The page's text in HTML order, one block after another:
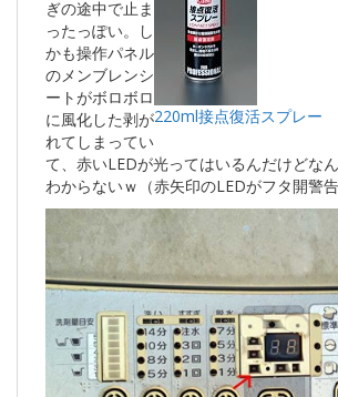
220ml接点復活スプレー
ぎの途中で止ま
ったっぽい。し
かも操作パネル
のメンブレンシ
ートがボロボロ
に風化した剥が
れてしまってい
て、赤いLEDが光ってはいるんだけどな
わからないｗ（赤矢印のLEDがフタ開警告